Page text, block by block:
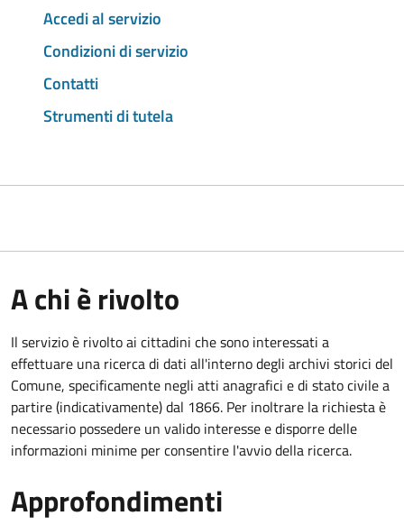
Accedi al servizio
Condizioni di servizio
Contatti
Strumenti di tutela
A chi è rivolto
Il servizio è rivolto ai cittadini che sono interessati a
effettuare una ricerca di dati all'interno degli archivi storici del
Comune, specificamente negli atti anagrafici e di stato civile a
partire (indicativamente) dal 1866. Per inoltrare la richiesta è
necessario possedere un valido interesse e disporre delle
informazioni minime per consentire l'avvio della ricerca.
Approfondimenti